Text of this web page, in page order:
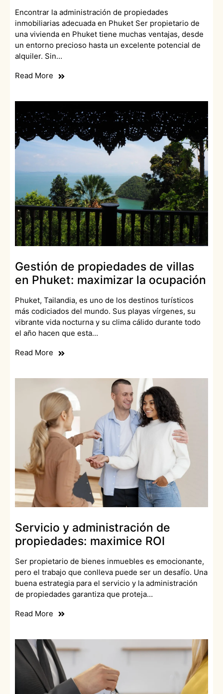
Encontrar la administración de propiedades
inmobiliarias adecuada en Phuket Ser propietario de
una vivienda en Phuket tiene muchas ventajas, desde
un entorno precioso hasta un excelente potencial de
alquiler. Sin…
Read More
Gestión de propiedades de villas
en Phuket: maximizar la ocupación
Phuket, Tailandia, es uno de los destinos turísticos
más codiciados del mundo. Sus playas vírgenes, su
vibrante vida nocturna y su clima cálido durante todo
el año hacen que esta…
Read More
Servicio y administración de
propiedades: maximice ROI
Ser propietario de bienes inmuebles es emocionante,
pero el trabajo que conlleva puede ser un desafío. Una
buena estrategia para el servicio y la administración
de propiedades garantiza que proteja…
Read More